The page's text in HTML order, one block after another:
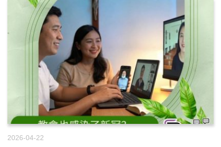
2026-04-22